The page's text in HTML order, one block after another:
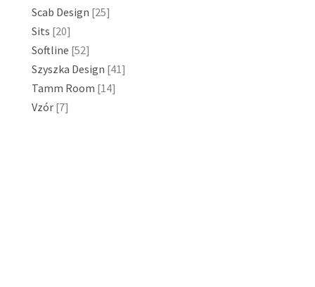
Scab Design [25]
Sits [20]
Softline [52]
Szyszka Design [41]
Tamm Room [14]
Vzór [7]